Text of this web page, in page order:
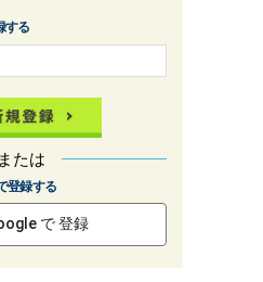
する
または
登録する
で 登録